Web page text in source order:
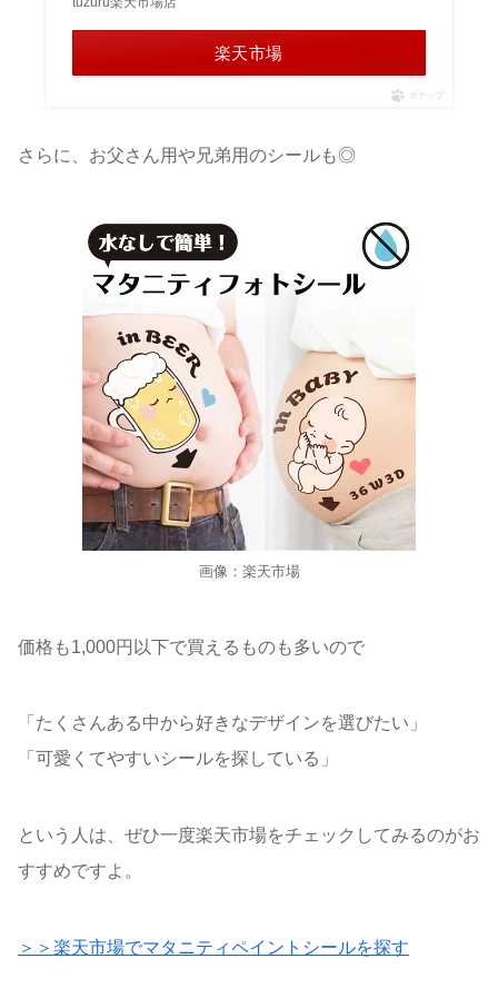
楽天市場
ポチップ
さらに、お父さん用や兄弟用のシールも◎
画像：楽天市場
価格も1,000円以下で買えるものも多いので
「たくさんある中から好きなデザインを選びたい」
「可愛くてやすいシールを探している」
という人は、ぜひ一度楽天市場をチェックしてみるのがお
すすめですよ。
＞＞楽天市場でマタニティペイントシールを探す